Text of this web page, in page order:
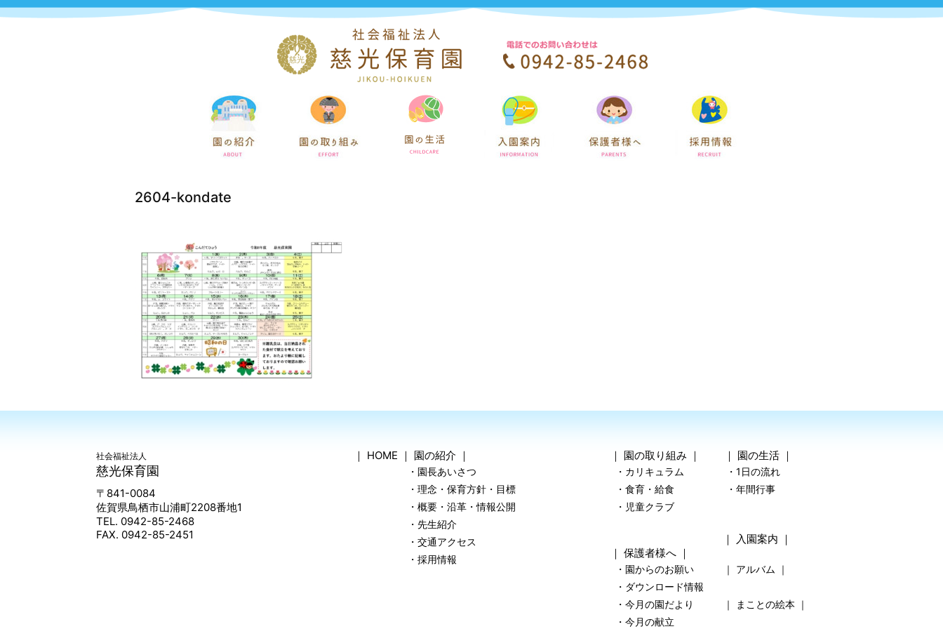
2604-kondate
社会福祉法人
慈光保育園
〒841-0084
佐賀県鳥栖市山浦町2208番地1
TEL. 0942-85-2468
FAX. 0942-85-2451
｜ HOME ｜ 園の紹介 ｜
・園長あいさつ
・理念・保育方針・目標
・概要・沿革・情報公開
・先生紹介
・交通アクセス
・採用情報
｜ 園の取り組み ｜ ｜ 園の生活 ｜
・カリキュラム
・1日の流れ
・食育・給食
・年間行事
・児童クラブ
｜ 入園案内 ｜
｜保護者様へ ｜
・園からのお願い ｜ アルバム ｜
・ダウンロード情報
・今月の園だより
｜ まことの絵本 ｜
・今月の献立